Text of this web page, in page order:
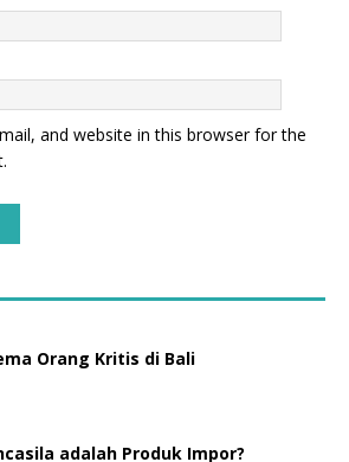
and website in this browser for the
Orang Kritis di Bali
adalah Produk Impor?